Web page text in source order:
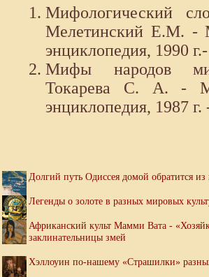
Мифологический
Мелетинский Е.М. -
энциклопедия, 1990
Мифы народов
Токарева С. А. -
энциклопедия, 1987 г.
Долгий путь Одиссея домой обратится из
Легенды о золоте в разных мировых
Африканский культ Мамми Вата -
заклинательницы змей
Хэллоуин по-нашему «Страшилки»